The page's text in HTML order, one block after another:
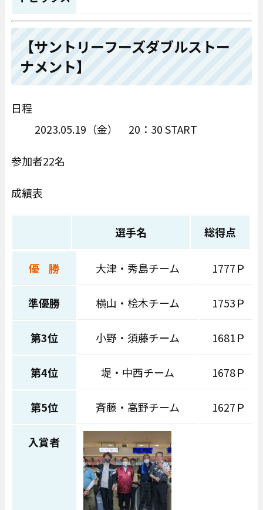
【サントリーフーズダブルストー
ナメント】
日程
2023.05.19（金） 20：30 START
参加者22名
成績表
選手名 総得点
優 勝 大津・秀島チーム 1777Ｐ
準優勝 横山・桧木チーム 1753Ｐ
第3位 小野・須藤チーム 1681Ｐ
第4位 堤・中西チーム 1678Ｐ
第5位 斉藤・高野チーム 1627Ｐ
入賞者